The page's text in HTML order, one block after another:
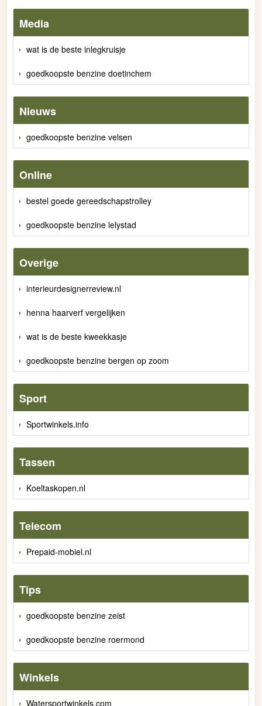
Media
wat is de beste inlegkruisje
goedkoopste benzine doetinchem
Nieuws
goedkoopste benzine velsen
Online
bestel goede gereedschapstrolley
goedkoopste benzine lelystad
Overige
interieurdesignerreview.nl
henna haarverf vergelijken
wat is de beste kweekkasje
goedkoopste benzine bergen op zoom
Sport
Sportwinkels.info
Tassen
Koeltaskopen.nl
Telecom
Prepaid-mobiel.nl
Tips
goedkoopste benzine zeist
goedkoopste benzine roermond
Winkels
Watersportwinkels.com